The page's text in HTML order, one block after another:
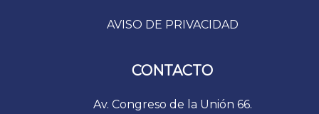
AVISO DE PRIVACIDAD
CONTACTO
Av. Congreso de la Unión 66.